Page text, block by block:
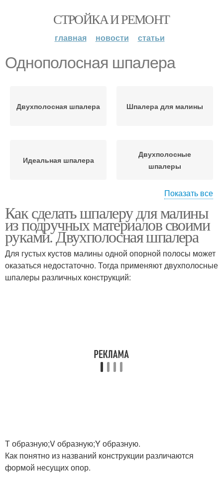
СТРОЙКА И РЕМОНТ
главная новости статьи
Однополосная шпалера
Двухполосная шпалера Шпалера для малины
Идеальная шпалера
Двухполосные
шпалеры
малиновых посадок
Y-образная шпалера
Шпалеры для малины Простая шпалера
Показать все
Как сделать шпалеру для малины
из подручных материалов своими
руками. Двухполосная шпалера
Для густых кустов малины одной опорной полосы может
оказаться недостаточно. Тогда применяют двухполосные
шпалеры различных конструкций:
Т образную;V образную;Y образную.
Как понятно из названий конструкции различаются
формой несущих опор.